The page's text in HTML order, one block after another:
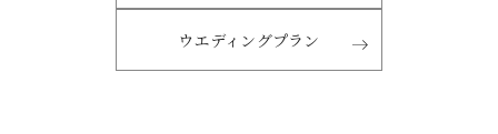
ウエディングプラン